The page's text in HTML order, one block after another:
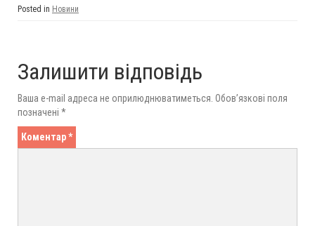
Posted in Новини
Залишити відповідь
Ваша e-mail адреса не оприлюднюватиметься. Обов’язкові поля
позначені *
Коментар*